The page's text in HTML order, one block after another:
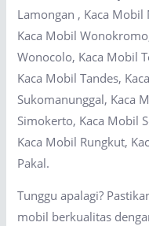
Lamongan , Kaca
Kaca Mobil
Wonocolo, Kaca Mobil
Kaca Mobil Tandes,
Sukomanunggal, Kaca
Simokerto, Kaca Mobil
Kaca Mobil Rungkut,
Pakal.
Tunggu apalagi?
mobil berkualitas